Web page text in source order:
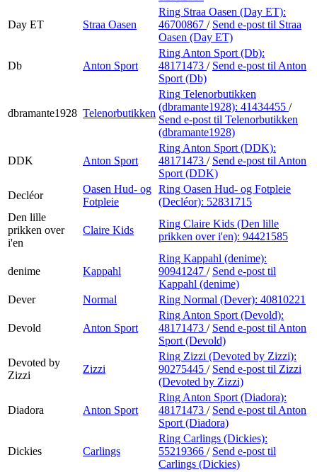
Day ET Straa Oasen
Ring Straa Oasen (Day ET):
46700867 / Send e-post til Straa
Oasen (Day ET)
Db Anton Sport
Ring Anton Sport (Db):
48171473 / Send e-post til Anton
Sport (Db)
dbramante1928 Telenorbutikken
Ring Telenorbutikken
(dbramante1928): 41434455 /
Send e-post til Telenorbutikken
(dbramante1928)
DDK Anton Sport
Ring Anton Sport (DDK):
48171473 / Send e-post til Anton
Sport (DDK)
Decléor
Oasen Hud- og
Fotpleie
Ring Oasen Hud- og Fotpleie
(Decléor): 52831715
Den lille
prikken over
i'en
Claire Kids
Ring Claire Kids (Den lille
prikken over i'en): 94421585
denime Kappahl
Ring Kappahl (denime):
90941247 / Send e-post til
Kappahl (denime)
Dever
Normal Ring Normal (Dever): 40810221
Devold Anton Sport
Ring Anton Sport (Devold):
48171473 / Send e-post til Anton
Sport (Devold)
Devoted by
Zizzi
Zizzi
Ring Zizzi (Devoted by Zizzi):
90275445 / Send e-post til Zizzi
(Devoted by Zizzi)
Diadora Anton Sport
Ring Anton Sport (Diadora):
48171473 / Send e-post til Anton
Sport (Diadora)
Dickies Carlings
Ring Carlings (Dickies):
55219366 / Send e-post til
Carlings (Dickies)